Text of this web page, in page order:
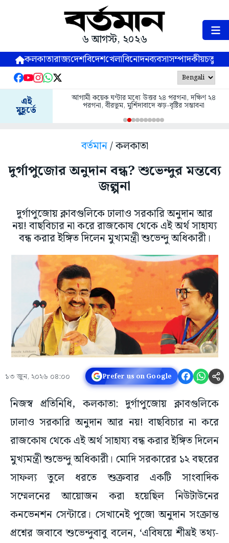
৬ আগস্ট, ২০২৬
কলকাতারাজ্যদেশবিদেশখেলাবিনোদনব্যবসাসম্পাদকীয়
এই
মুহূর্তে
আগামী কয়েক ঘণ্টার মধ্যে উত্তর ২৪ পরগনা, দক্ষিণ ২৪
পরগনা, বীরভূম, মুর্শিদাবাদে ঝড়-বৃষ্টির সম্ভাবনা
বর্তমান/ কলকাতা
দুর্গাপুজোর অনুদান বন্ধ? শুভেন্দুর মন্তব্যে
জল্পনা
দুর্গাপুজোয় ক্লাবগুলিকে ঢালাও সরকারি অনুদান আর
নয়! বাছবিচার না করে রাজকোষ থেকে এই অর্থ সাহায্য
বন্ধ করার ইঙ্গিত দিলেন মুখ্যমন্ত্রী শুভেন্দু অধিকারী।
১৩ জুন, ২০২৬ ০৪:০০ Prefer us on Google
নিজস্ব প্রতিনিধি, কলকাতা: দুর্গাপুজোয় ক্লাবগুলিকে
ঢালাও সরকারি অনুদান আর নয়! বাছবিচার না করে
রাজকোষ থেকে এই অর্থ সাহায্য বন্ধ করার ইঙ্গিত দিলেন
মুখ্যমন্ত্রী শুভেন্দু অধিকারী। মোদি সরকারের ১২ বছরের
সাফল্য তুলে ধরতে শুক্রবার একটি সাংবাদিক
সম্মেলনের আয়োজন করা হয়েছিল নিউটাউনের
কনভেনশন সেন্টারে। সেখানেই পুজো অনুদান সংক্রান্ত
প্রশ্নের জবাবে শুভেন্দুবাবু বলেন, ‘এবিষয়ে শীঘ্রই তথ্য-